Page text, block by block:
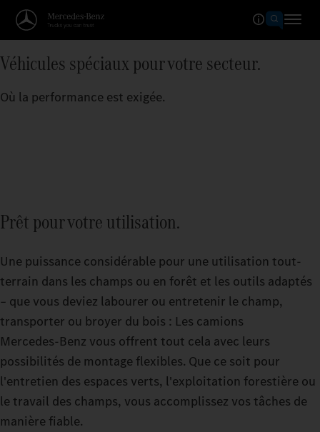
Véhicules spéciaux pour votre secteur.
Où la performance est exigée.
Prêt pour votre utilisation.
Une puissance considérable pour une utilisation tout-
terrain dans les champs ou en forêt et les outils adaptés
– que vous deviez labourer ou entretenir le champ,
transporter ou broyer du bois : Les camions
Mercedes‑Benz vous offrent tout cela avec leurs
possibilités de montage flexibles. Que ce soit pour
l'entretien des espaces verts, l'exploitation forestière ou
le travail des champs, vous accomplissez vos tâches de
manière fiable.